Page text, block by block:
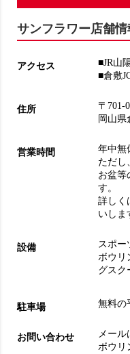
サンフラワー店舗情
アクセス
■JR山
■倉敷
住所
〒701-
岡山県
営業時間
年中無
ただし
お盆等
す。
詳しく
いしま
設備
スポー
ボウリ
グスク
駐車場 無料の
お問い合わせ
メール
ボウリ